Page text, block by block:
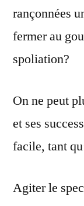
rançonnées
fermer au
spoliation?
On ne peut
et ses
facile, tant
Agiter le